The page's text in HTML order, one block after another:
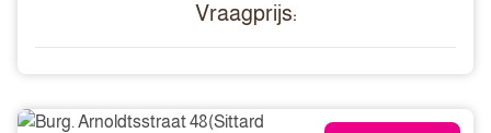
Vraagprijs: